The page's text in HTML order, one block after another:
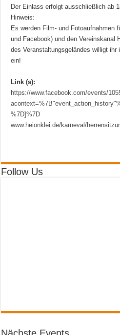
Der Einlass erfolgt ausschließlich ab
Hinweis:
Es werden Film- und Fotoaufnahmen
und Facebook) und den Vereinskanal
des Veranstaltungsgeländes willigt ihr
ein!
Link (s):
https://www.facebook.com/events/
%7D]%7D
www.heionklei.de/karneval/
Follow Us
Nächste Events